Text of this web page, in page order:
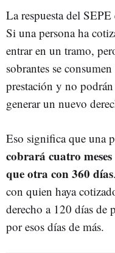
La respuesta del SEPE
Si una persona ha
entrar en un tramo,
sobrantes se
prestación y no
generar un nuevo
Eso significa que una
cobrará cuatro
que otra con 360 días
con quien haya
derecho a 120 días de
por esos días de más.